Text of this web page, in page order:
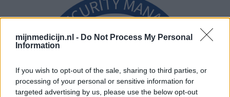
mijnmedicijn.nl - Do Not Process My Personal
Information
If you wish to opt-out of the sale, sharing to third parties, or
processing of your personal or sensitive information for
targeted advertising by us, please use the below opt-out